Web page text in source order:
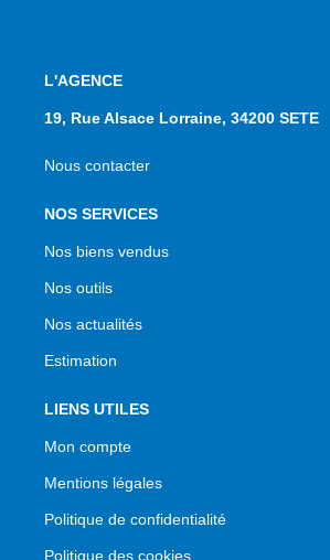
L'AGENCE
19, Rue Alsace Lorraine, 34200 SETE
Nous contacter
NOS SERVICES
Nos biens vendus
Nos outils
Nos actualités
Estimation
LIENS UTILES
Mon compte
Mentions légales
Politique de confidentialité
Politique des cookies